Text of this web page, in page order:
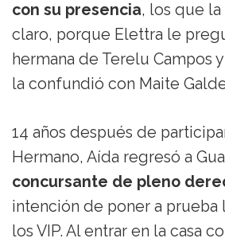
con su presencia, los que
claro, porque Elettra le
hermana de Terelu Campos
la confundió con Maite
14 años después de
Hermano, Aída regresó a
concursante de pleno
intención de poner a prueba
los VIP. Al entrar en la casa